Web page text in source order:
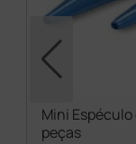
Mini
peças